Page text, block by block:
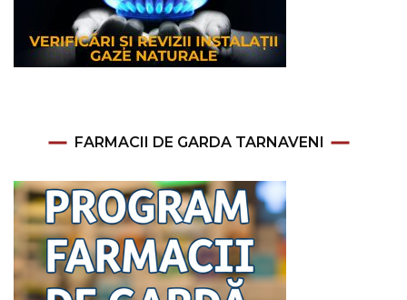
FARMACII DE GARDA TARNAVENI